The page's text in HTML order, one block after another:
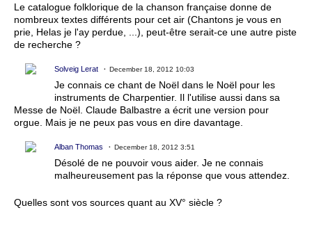
Le catalogue folklorique de la chanson française donne de
nombreux textes différents pour cet air (Chantons je vous en
prie, Helas je l'ay perdue, ...), peut-être serait-ce une autre piste
de recherche ?
Solveig Lerat December 18, 2012 10:03
Je connais ce chant de Noël dans le Noël pour les
instruments de Charpentier. Il l'utilise aussi dans sa
Messe de Noël. Claude Balbastre a écrit une version pour
orgue. Mais je ne peux pas vous en dire davantage.
Alban Thomas December 18, 2012 3:51
Désolé de ne pouvoir vous aider. Je ne connais
malheureusement pas la réponse que vous attendez.
Quelles sont vos sources quant au XV° siècle ?